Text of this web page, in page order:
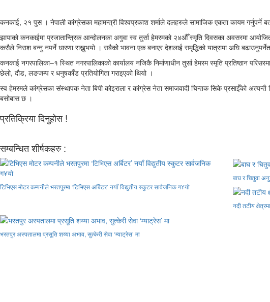
कनकाई, २१ पुस । नेपाली कांग्रेसका महामन्त्री विश्वप्रकाश शर्माले दलहरुले सामाजिक एकता कायम
झापाको कनकाईमा प्रजातान्त्रिक आन्दोलनका अगुवा स्व तुर्सा हेमरमको २४औँ स्मृति दिवसका अवसरमा
कसैले निराश बन्नु नपर्ने धारणा राख्नुभयो । सबैकोे भावना एक बनाएर देशलाई समृद्धिको यात्रामा अघि
कनकाई नगरपालिका–१ स्थित नगरपालिकाको कार्यालय नजिकै निर्माणाधीन तुर्सा हेमरम स्मृति प्रतिष्ठान
छेलो, दौड, लङजम्प र धनुषकाँड प्रतियोगिता गराइएको थियो ।
स्व हेमरमले कांग्रेसका संस्थापक नेता बिपी कोइराला र कांग्रेस नेता समाजवादी चिन्तक सिके प्रसाईँको
बसोबास छ ।
प्रतिक्रिया दिनुहोस !
सम्बन्धित शीर्षकहरु :
टिभिएस मोटर कम्पनीले भरतपुरमा ‘टिभिएस अर्बिटर’ नयाँ विद्युतीय स्कुटर सार्वजनिक ग¥यो
बाघ र चितुवा
नदी तटीय
भरतपुर अस्पतालमा प्रसूति शय्या अभाव, सुत्केरी सेवा ‘म्याट्रेस’ मा